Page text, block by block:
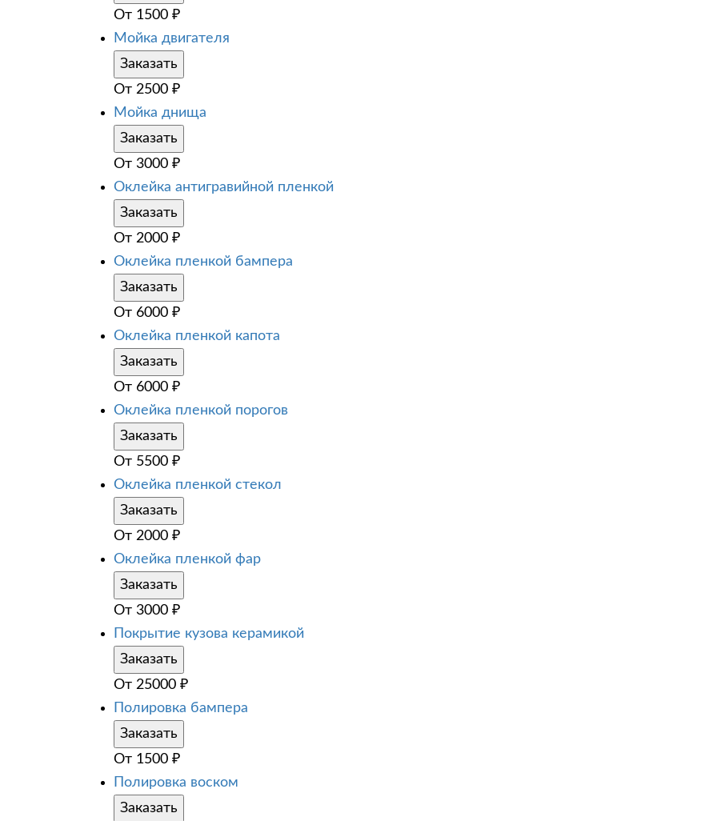
От 1500 ₽
Мойка двигателя
Заказать
От 2500 ₽
Мойка днища
Заказать
От 3000 ₽
Оклейка антигравийной пленкой
Заказать
От 2000 ₽
Оклейка пленкой бампера
Заказать
От 6000 ₽
Оклейка пленкой капота
Заказать
От 6000 ₽
Оклейка пленкой порогов
Заказать
От 5500 ₽
Оклейка пленкой стекол
Заказать
От 2000 ₽
Оклейка пленкой фар
Заказать
От 3000 ₽
Покрытие кузова керамикой
Заказать
От 25000 ₽
Полировка бампера
Заказать
От 1500 ₽
Полировка воском
Заказать